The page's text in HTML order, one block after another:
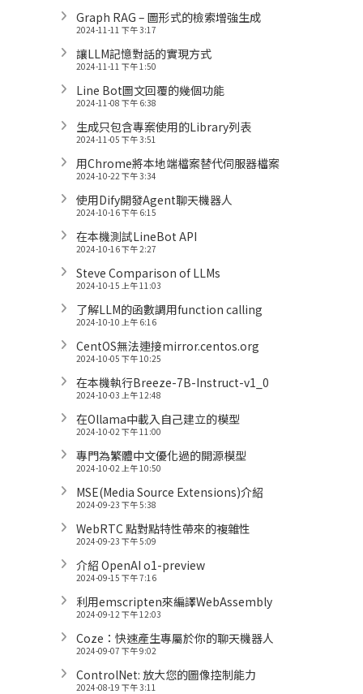
Graph RAG – 圖形式的檢索增強生成
2024-11-11 下午 3:17
讓LLM記憶對話的實現方式
2024-11-11 下午 1:50
Line Bot圖文回覆的幾個功能
2024-11-08 下午 6:38
生成只包含專案使用的Library列表
2024-11-05 下午 3:51
用Chrome將本地端檔案替代伺服器檔案
2024-10-22 下午 3:34
使用Dify開發Agent聊天機器人
2024-10-16 下午 6:15
在本機測試LineBot API
2024-10-16 下午 2:27
Steve Comparison of LLMs
2024-10-15 上午 11:03
了解LLM的函數調用function calling
2024-10-10 上午 6:16
CentOS無法連接mirror.centos.org
2024-10-05 下午 10:25
在本機執行Breeze-7B-Instruct-v1_0
2024-10-03 上午 12:48
在Ollama中載入自己建立的模型
2024-10-02 下午 11:00
專門為繁體中文優化過的開源模型
2024-10-02 上午 10:50
MSE(Media Source Extensions)介紹
2024-09-23 下午 5:38
WebRTC 點對點特性帶來的複雜性
2024-09-23 下午 5:09
介紹 OpenAI o1-preview
2024-09-15 下午 7:16
利用emscripten來編譯WebAssembly
2024-09-12 下午 12:03
Coze：快速產生專屬於你的聊天機器人
2024-09-07 下午 9:02
ControlNet: 放大您的圖像控制能力
2024-08-19 下午 3:11